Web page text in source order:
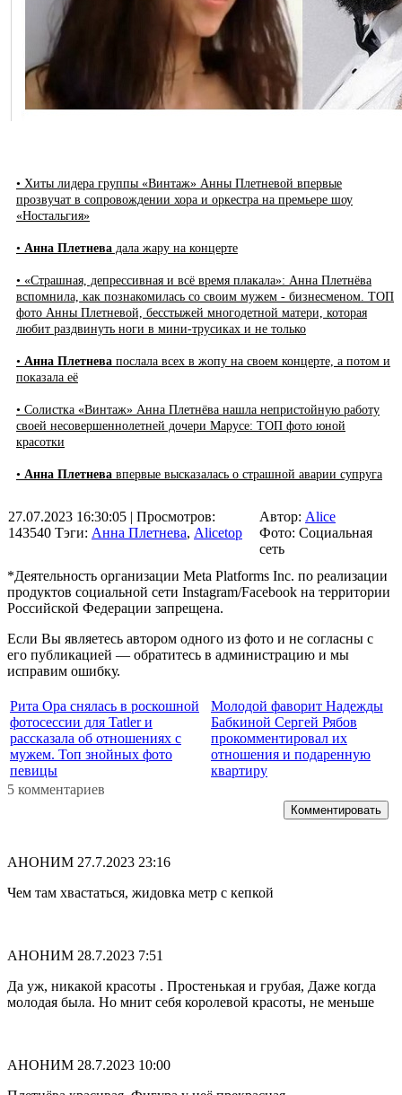
• Хиты лидера группы «Винтаж» Анны Плетневой впервые
прозвучат в сопровождении хора и оркестра на премьере шоу
«Ностальгия»
• Анна Плетнева дала жару на концерте
• «Страшная, депрессивная и всё время плакала»: Анна Плетнёва
вспомнила, как познакомилась со своим мужем - бизнесменом. ТОП
фото Анны Плетневой, бесстыжей многодетной матери, которая
любит раздвинуть ноги в мини-трусиках и не только
• Анна Плетнева послала всех в жопу на своем концерте, а потом и
показала её
• Солистка «Винтаж» Анна Плетнёва нашла непристойную работу
своей несовершеннолетней дочери Марусе: ТОП фото юной
красотки
• Анна Плетнева впервые высказалась о страшной аварии супруга
27.07.2023 16:30:05 | Просмотров:
143540 Тэги: Анна Плетнева, Alicetop
Автор: Alice
Фото: Социальная
сеть
*Деятельность организации Meta Platforms Inc. по реализации
продуктов социальной сети Instagram/Facebook на территории
Российской Федерации запрещена.
Если Вы являетесь автором одного из фото и не согласны с
его публикацией — обратитесь в администрацию и мы
исправим ошибку.
Рита Ора снялась в роскошной
фотосессии для Tatler и
рассказала об отношениях с
мужем. Топ знойных фото
певицы
Молодой фаворит Надежды
Бабкиной Сергей Рябов
прокомментировал их
отношения и подаренную
квартиру
5 комментариев
Комментировать
АНОНИМ 27.7.2023 23:16
Чем там хвастаться, жидовка метр с кепкой
АНОНИМ 28.7.2023 7:51
Да уж, никакой красоты . Простенькая и грубая, Даже когда
молодая была. Но мнит себя королевой красоты, не меньше
АНОНИМ 28.7.2023 10:00